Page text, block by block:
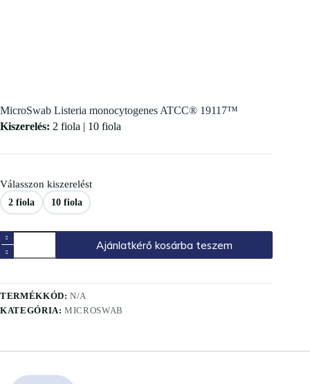
MicroSwab Listeria monocytogenes ATCC® 19117™
Kiszerelés: 2 fiola | 10 fiola
Válasszon kiszerelést
2 fiola 10 fiola
Ajánlatkérő kosárba teszem
TERMÉKKÓD:N/A
KATEGÓRIA:MICROSWAB